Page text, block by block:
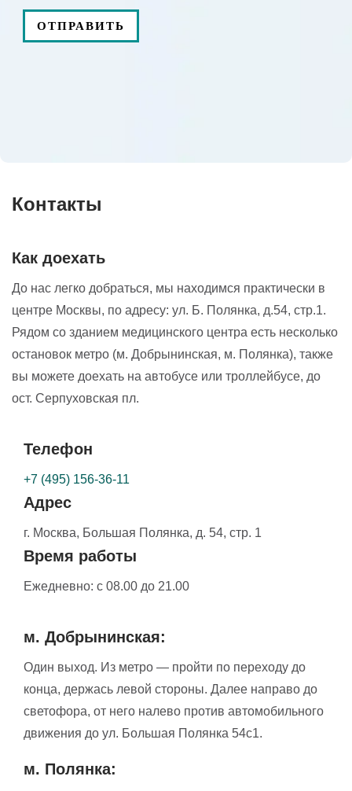
подобранная)
Расширенная видеокольпоскопия с
Контакты
Как доехать
До нас легко добраться, мы находимся практически в
центре Москвы, по адресу: ул. Б. Полянка, д.54, стр.1.
Рядом со зданием медицинского центра есть несколько
остановок метро (м. Добрынинская, м. Полянка), также
вы можете доехать на автобусе или троллейбусе, до
ост. Серпуховская пл.
Телефон
+7 (495) 156-36-11
Адрес
г. Москва, Большая Полянка, д. 54, стр. 1
Время работы
Ежедневно: с 08.00 до 21.00
м. Добрынинская:
Один выход. Из метро — пройти по переходу до
конца, держась левой стороны. Далее направо до
светофора, от него налево против автомобильного
движения до ул. Большая Полянка 54с1.
м. Полянка: